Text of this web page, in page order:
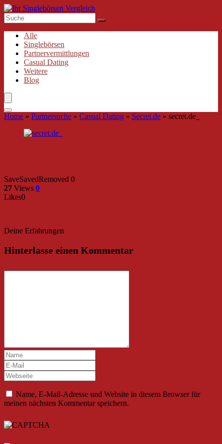
Alle
Singlebörsen
Partnervermittlungen
Casual Dating
Weitere
Blog
Home » Partnersuche » Casual Dating » Secret.de » secret.de_
SaveSavedRemoved 0
27 Views 0
Likes0
Deine Erfahrungen
Hinterlasse einen Kommentar
Name, E-Mail-Adresse und Website in diesem Browser für
meinen nächsten Kommentar speichern.